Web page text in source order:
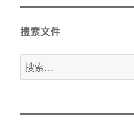
搜索文件
搜
索：